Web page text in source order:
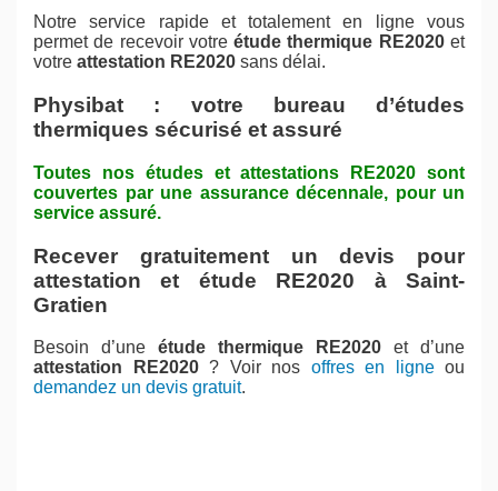
Notre service rapide et totalement en ligne vous
permet de recevoir votreétude thermique RE2020et
votre attestation RE2020 sans délai.
Physibat : votre bureau d’études
thermiques sécurisé et assuré
Toutes nos études et attestations RE2020 sont
couvertes par une assurance décennale, pour un
service assuré.
Recever gratuitement un devis pour
attestation et étude RE2020 à Saint-
Gratien
Besoin d’une étude thermique RE2020 et d’une
attestation RE2020? Voir nos offres en ligneou
demandez un devis gratuit.